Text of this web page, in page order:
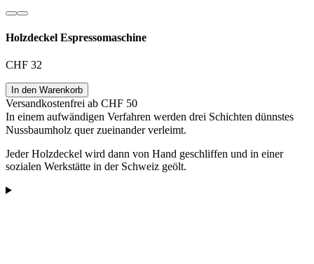
Holzdeckel Espressomaschine
CHF 32
In den Warenkorb
Versandkostenfrei ab CHF 50
In einem aufwändigen Verfahren werden drei Schichten dünnstes
Nussbaumholz quer zueinander verleimt.
Jeder Holzdeckel wird dann von Hand geschliffen und in einer
sozialen Werkstätte in der Schweiz geölt.